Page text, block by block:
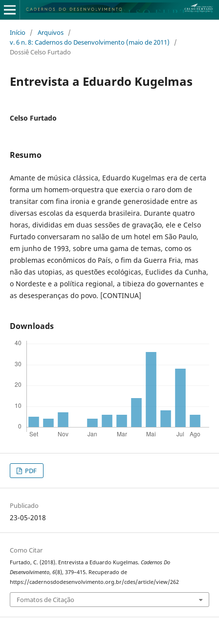
Início / Arquivos /
v. 6 n. 8: Cadernos do Desenvolvimento (maio de 2011)
/
Dossiê Celso Furtado
Entrevista a Eduardo Kugelmas
Celso Furtado
Resumo
Amante de música clássica, Eduardo Kugelmas era de certa
forma um homem-orquestra que exercia o raro dom de
transitar com fina ironia e grande generosidade entre as
diversas escolas da esquerda brasileira. Durante quatro
horas, divididas em duas sessões de gravação, ele e Celso
Furtado conversaram no salão de um hotel em São Paulo,
em junho de 1993, sobre uma gama de temas, como os
problemas econômicos do País, o fim da Guerra Fria, mas
não das utopias, as questões ecológicas, Euclides da Cunha,
o Nordeste e a política regional, a tibieza do governantes e
as desesperanças do povo. [CONTINUA]
Downloads
PDF
Publicado
23-05-2018
Como Citar
Furtado, C. (2018). Entrevista a Eduardo Kugelmas. Cadernos Do
Desenvolvimento, 6(8), 379–415. Recuperado de
https://cadernosdodesenvolvimento.org.br/cdes/article/view/262
Fomatos de Citação